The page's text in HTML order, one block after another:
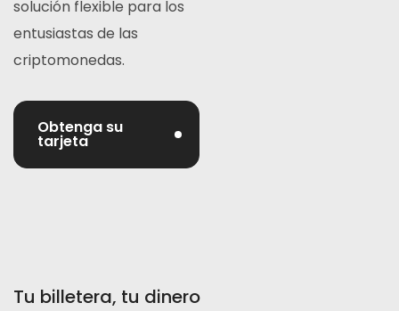
solución flexible para los
entusiastas de las
criptomonedas.
Obtenga su
tarjeta
Tu billetera, tu dinero